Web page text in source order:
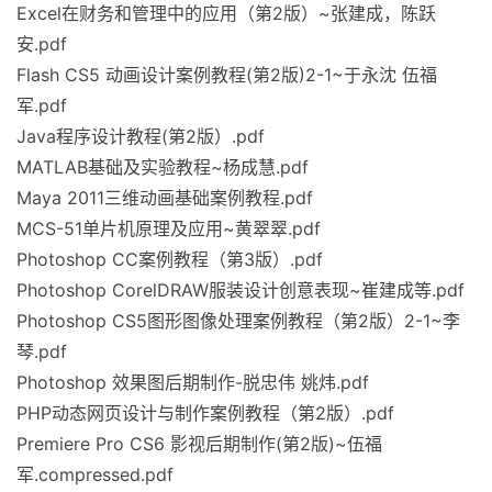
Excel在财务和管理中的应用（第2版）~张建成，陈跃
安.pdf
Flash CS5 动画设计案例教程(第2版)2-1~于永沈 伍福
军.pdf
Java程序设计教程(第2版）.pdf
MATLAB基础及实验教程~杨成慧.pdf
Maya 2011三维动画基础案例教程.pdf
MCS-51单片机原理及应用~黄翠翠.pdf
Photoshop CC案例教程（第3版）.pdf
Photoshop CorelDRAW服装设计创意表现~崔建成等.pdf
Photoshop CS5图形图像处理案例教程（第2版）2-1~李
琴.pdf
Photoshop 效果图后期制作-脱忠伟 姚炜.pdf
PHP动态网页设计与制作案例教程（第2版）.pdf
Premiere Pro CS6 影视后期制作(第2版)~伍福
军.compressed.pdf